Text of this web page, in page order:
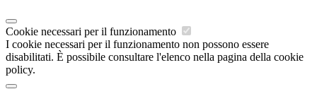
Cookie necessari per il funzionamento
I cookie necessari per il funzionamento non possono essere
disabilitati. È possibile consultare l'elenco nella pagina della cookie
policy.